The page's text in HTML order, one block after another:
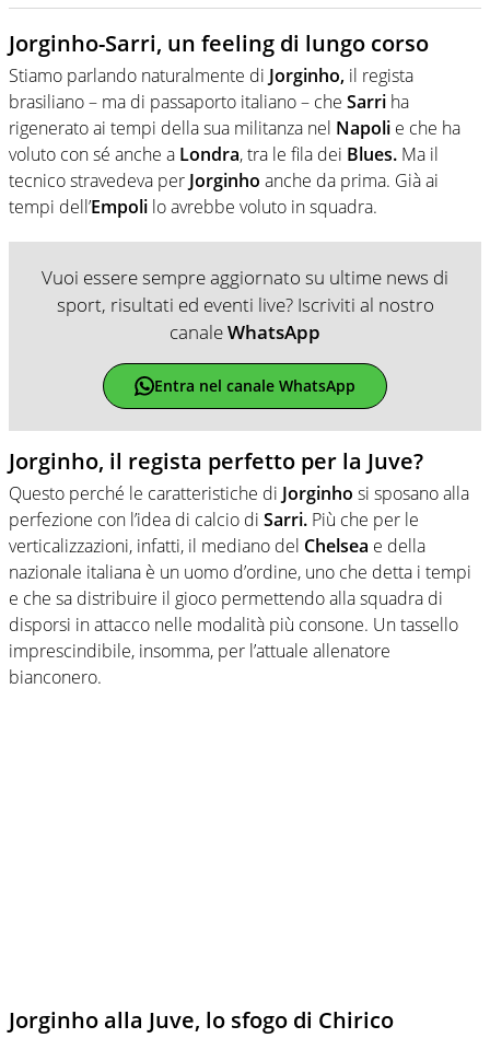
Jorginho-Sarri, un feeling di lungo corso
Stiamo parlando naturalmente di Jorginho, il regista
brasiliano – ma di passaporto italiano – che Sarri ha
rigenerato ai tempi della sua militanza nel Napoli e che ha
voluto con sé anche a Londra, tra le fila dei Blues. Ma il
tecnico stravedeva per Jorginho anche da prima. Già ai
tempi dell’Empoli lo avrebbe voluto in squadra.
Vuoi essere sempre aggiornato su ultime news di
sport, risultati ed eventi live? Iscriviti al nostro
canaleWhatsApp
Entra nel canale WhatsApp
Jorginho, il regista perfetto per la Juve?
Questo perché le caratteristiche di Jorginho si sposano alla
perfezione con l’idea di calcio di Sarri. Più che per le
verticalizzazioni, infatti, il mediano del Chelsea e della
nazionale italiana è un uomo d’ordine, uno che detta i tempi
e che sa distribuire il gioco permettendo alla squadra di
disporsi in attacco nelle modalità più consone. Un tassello
imprescindibile, insomma, per l’attuale allenatore
bianconero.
Jorginho alla Juve, lo sfogo di Chirico